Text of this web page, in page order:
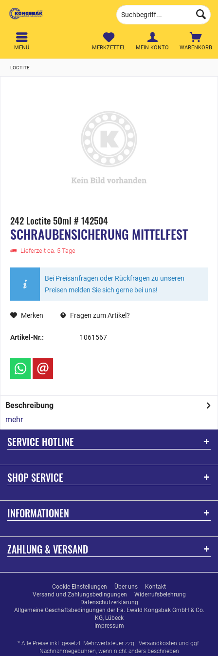
WARENKORB
MERKZETTEL MEIN KONTO
MENÜ
LOCTITE
242 Loctite 50ml # 142504
SCHRAUBENSICHERUNG MITTELFEST
Lieferzeit ca. 5 Tage
Bei Preisanfragen oder Rückfragen zu unseren
Preisen melden Sie sich gerne bei uns!
Merken Fragen zum Artikel?
Artikel-Nr.: 1061567
Beschreibung
mehr
SERVICE HOTLINE
SHOP SERVICE
INFORMATIONEN
ZAHLUNG & VERSAND
Cookie-Einstellungen Über uns
Kontakt
Versand und Zahlungsbedingungen
Widerrufsbelehrung
Datenschutzerklärung
Allgemeine Geschäftsbedingungen der Fa. Ewald Kongsbak GmbH & Co.
KG, Lübeck
Impressum
* Alle Preise inkl. gesetzl. Mehrwertsteuer zzgl. Versandkosten und ggf.
Nachnahmegebühren, wenn nicht anders beschrieben